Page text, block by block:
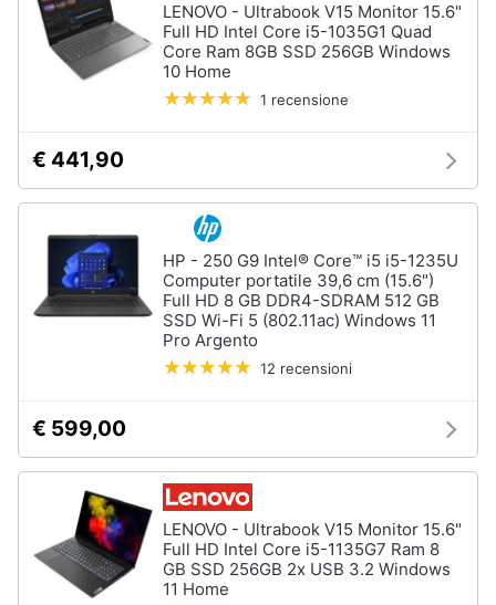
LENOVO - Ultrabook V15 Monitor 15.6"
Full HD Intel Core i5-1035G1 Quad
Core Ram 8GB SSD 256GB Windows
10 Home
1 recensione
€ 441,90
HP - 250 G9 Intel® Core™ i5 i5-1235U
Computer portatile 39,6 cm (15.6")
Full HD 8 GB DDR4-SDRAM 512 GB
SSD Wi-Fi 5 (802.11ac) Windows 11
Pro Argento
12 recensioni
€ 599,00
LENOVO - Ultrabook V15 Monitor 15.6"
Full HD Intel Core i5-1135G7 Ram 8
GB SSD 256GB 2x USB 3.2 Windows
11 Home